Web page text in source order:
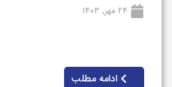
۲۴ مهر, ۱۴۰۳
ادامه مطلب